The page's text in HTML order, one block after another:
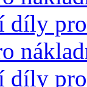
díly
díly